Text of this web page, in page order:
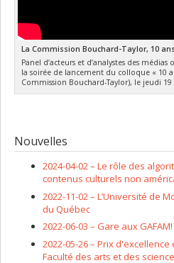
La Commission Bouchard-Taylor, 10
Panel d’acteurs et d’analystes des médias
la soirée de lancement du colloque « 10
Commission Bouchard-Taylor), le jeudi
Nouvelles
2024-04-02 – Le rôle des
contenus culturels non
2022-11-02 – L’Université de
du Québec
2022-06-03 – Gare aux GAFAM!
2022-05-26 – Prix d'excellence
Faculté des arts et des